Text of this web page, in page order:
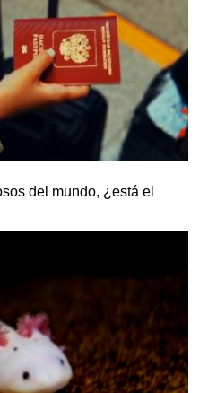
del mundo, ¿está el